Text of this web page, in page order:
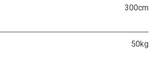
300cm
50kg